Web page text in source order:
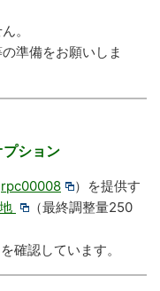
。
準備をお願いしま
ション
rpc00008
）を提供す
（最終調整量250
確認しています。